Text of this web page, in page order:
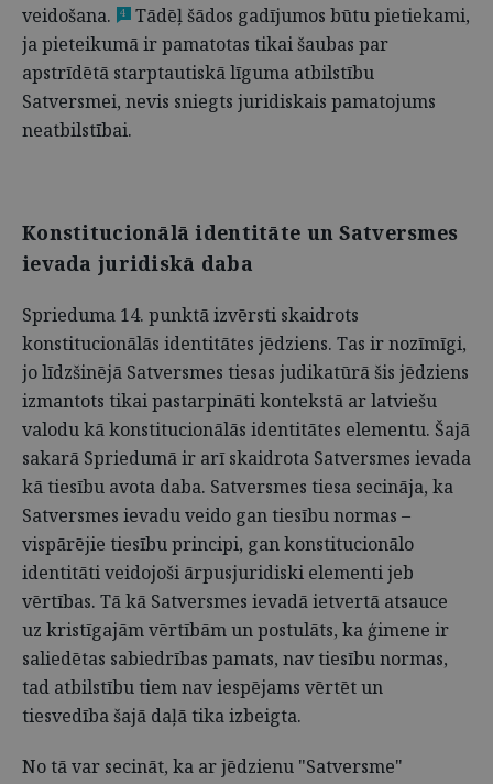
veidošana.
4
Tādēļ šādos gadījumos būtu pietiekami,
ja pieteikumā ir pamatotas tikai šaubas par
apstrīdētā starptautiskā līguma atbilstību
Satversmei, nevis sniegts juridiskais pamatojums
neatbilstībai.
Konstitucionālā identitāte un Satversmes
ievada juridiskā daba
Sprieduma 14. punktā izvērsti skaidrots
konstitucionālās identitātes jēdziens. Tas ir nozīmīgi,
jo līdzšinējā Satversmes tiesas judikatūrā šis jēdziens
izmantots tikai pastarpināti kontekstā ar latviešu
valodu kā konstitucionālās identitātes elementu. Šajā
sakarā Spriedumā ir arī skaidrota Satversmes ievada
kā tiesību avota daba. Satversmes tiesa secināja, ka
Satversmes ievadu veido gan tiesību normas –
vispārējie tiesību principi, gan konstitucionālo
identitāti veidojoši ārpusjuridiski elementi jeb
vērtības. Tā kā Satversmes ievadā ietvertā atsauce
uz kristīgajām vērtībām un postulāts, ka ģimene ir
saliedētas sabiedrības pamats, nav tiesību normas,
tad atbilstību tiem nav iespējams vērtēt un
tiesvedība šajā daļā tika izbeigta.
No tā var secināt, ka ar jēdzienu "Sa­tversme"